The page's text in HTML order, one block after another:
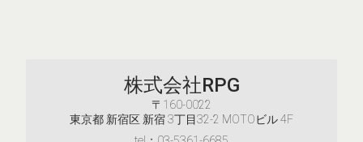
株式会社RPG
〒160-0022
東京都 新宿区 新宿 3丁目32-2 MOTOビル 4F